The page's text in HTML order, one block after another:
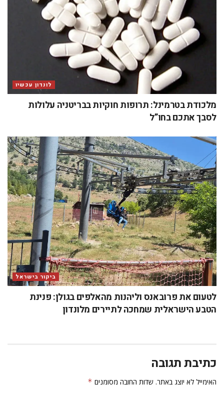
לונדון עכשיו
מלכודת בטרמינל: תרופות חוקיות בבריטניה עלולות
לסבך אתכם בחו”ל
ביקור בישראל
לטעום את פרובאנס וליהנות מהאלפים בגולן: פנינת
הטבע הישראלית שמחכה לתיירים מלונדון
כתיבת תגובה
האימייל לא יוצג באתר. שדות החובה מסומנים *